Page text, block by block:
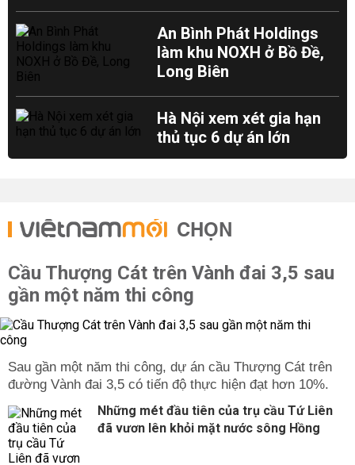
An Bình Phát Holdings
làm khu NOXH ở Bồ Đề,
Long Biên
Hà Nội xem xét gia hạn
thủ tục 6 dự án lớn
CHỌN
Cầu Thượng Cát trên Vành đai 3,5 sau
gần một năm thi công
Sau gần một năm thi công, dự án cầu Thượng Cát trên
đường Vành đai 3,5 có tiến độ thực hiện đạt hơn 10%.
Những mét đầu tiên của trụ cầu Tứ Liên
đã vươn lên khỏi mặt nước sông Hồng